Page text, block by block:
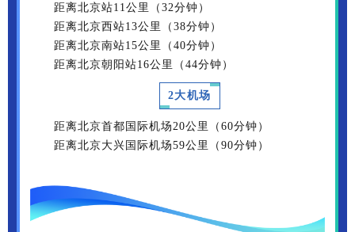
距离北京站11公里（32分钟）
距离北京西站13公里（38分钟）
距离北京南站15公里（40分钟）
距离北京朝阳站16公里（44分钟）
2大机场
距离北京首都国际机场20公里（60分钟）
距离北京大兴国际机场59公里（90分钟）